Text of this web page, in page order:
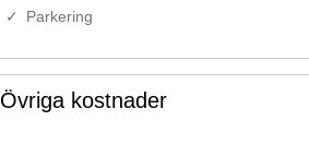
Parkering
Övriga kostnader